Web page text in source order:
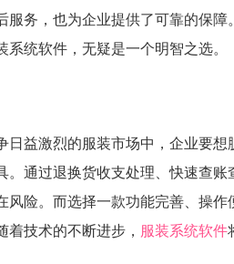
服务，也为企业提供了可靠的保
系统软件，无疑是一个明智之选。
日益激烈的服装市场中，企业要
。通过退换货收支处理、快速查
风险。而选择一款功能完善、操
着技术的不断进步， 服装系统软件